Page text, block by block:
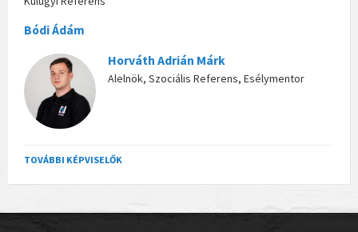
Bódi Ádám
Horváth Adrián Márk
Alelnök, Szociális Referens, Esélymentor
TOVÁBBI KÉPVISELŐK